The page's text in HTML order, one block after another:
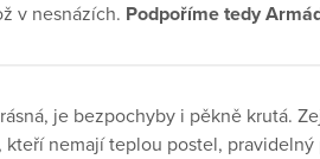
v nesnázích. Podpoříme tedy
je bezpochyby i pěkně krutá.
kteří nemají teplou postel,